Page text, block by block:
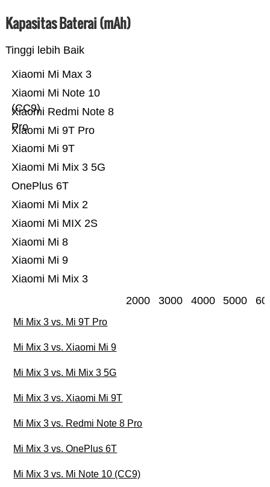
Kapasitas Baterai (mAh)
Tinggi lebih Baik
Xiaomi Mi Mix 3
Xiaomi Mi 9
Xiaomi Mi 8
Xiaomi Mi MIX 2S
Xiaomi Mi Mix 2
OnePlus 6T
Xiaomi Mi Mix 3 5G
Xiaomi Mi 9T
Xiaomi Mi 9T Pro
Xiaomi Redmi Note 8
Pro
Xiaomi Mi Note 10
(CC9)
Xiaomi Mi Max 3
2000 3000 4000 5000
Mi Mix 3 vs. Mi 9T Pro
Mi Mix 3 vs. Xiaomi Mi 9
Mi Mix 3 vs. Mi Mix 3 5G
Mi Mix 3 vs. Xiaomi Mi 9T
Mi Mix 3 vs. Redmi Note 8 Pro
Mi Mix 3 vs. OnePlus 6T
Mi Mix 3 vs. Mi Note 10 (CC9)